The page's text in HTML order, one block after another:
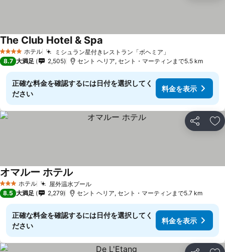
4 ホテルのランク
ホテル ミシュラン星付きレストラン「ボヘミア」
The Club Hotel & Spa
8.7 大満足 2,505 セント ヘリア, セント・マーティンまで5.5 km
正確な料金を確認するには日付を選択してく
ださい
料金を表示
シェア お
3 ホテルのランク
ホテル 屋外温水プール
オマルー ホテル
8.5 大満足 2,279 セント ヘリア, セント・マーティンまで5.7 km
正確な料金を確認するには日付を選択してく
ださい
料金を表示